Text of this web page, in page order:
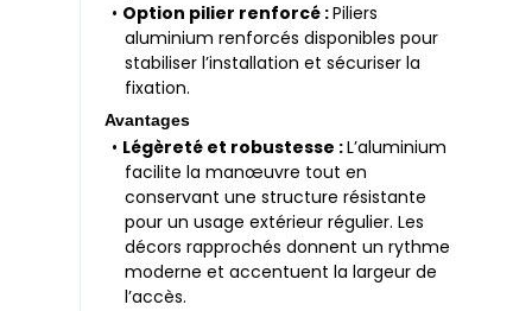
• Option pilier renforcé :Piliers
aluminium renforcés disponibles pour
stabiliser l’installation et sécuriser la
fixation.
Avantages
• Légèreté et robustesse :L’aluminium
facilite la manœuvre tout en
conservant une structure résistante
pour un usage extérieur régulier. Les
décors rapprochés donnent un rythme
moderne et accentuent la largeur de
l’accès.